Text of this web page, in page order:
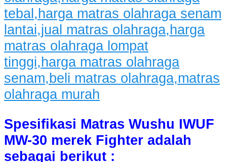
Spesifikasi Matras Wushu IWUF
MW-30 merek Fighter adalah
sebagai berikut :